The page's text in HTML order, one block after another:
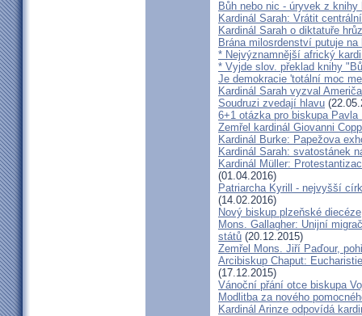
Bůh nebo nic - úryvek z knihy
Kardinál Sarah: Vrátit
Kardinál Sarah o diktatuře
Brána milosrdenství putuje
* Nejvýznamnější africký
* Vyjde slov. překlad knihy
Je demokracie 'totální moc
Kardinál Sarah vyzval
Soudruzi zvedají hlavu
6+1 otázka pro biskupa Pavla
Zemřel kardinál Giovanni
Kardinál Burke: Papežova
Kardinál Sarah: svatostánek
Kardinál Müller:
(01.04.2016)
Patriarcha Kyrill - nejvyšší
(14.02.2016)
Nový biskup plzeňské diecéze
Mons. Gallagher: Unijní
států (20.12.2015)
Zemřel Mons. Jiří Paďour,
Arcibiskup Chaput:
(17.12.2015)
Vánoční přání otce biskupa
Modlitba za nového
Kardinál Arinze odpovídá